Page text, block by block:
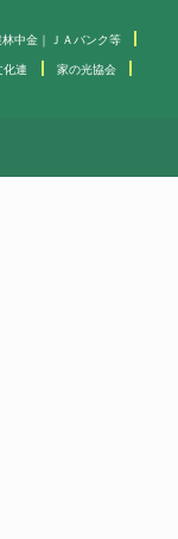
林中金｜ＪＡバンク等
化連 家の光協会